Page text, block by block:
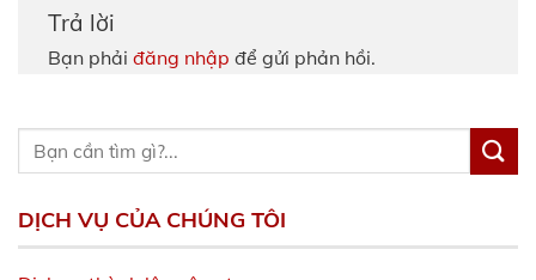
Trả lời
Bạn phải đăng nhập để gửi phản hồi.
DỊCH VỤ CỦA CHÚNG TÔI